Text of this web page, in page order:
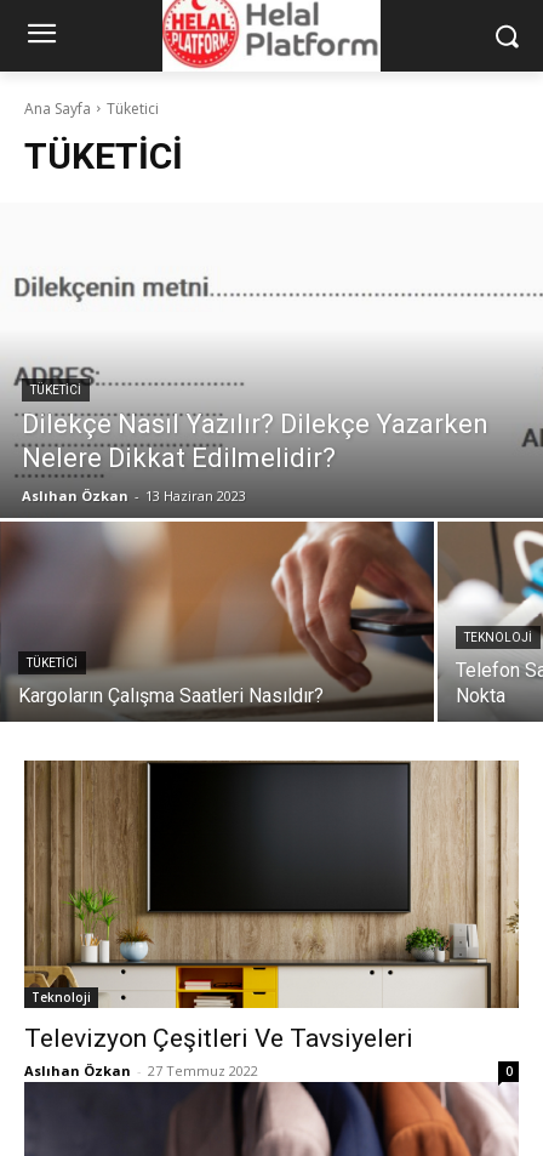
Ana Sayfa Tüketici
TÜKETICI
TÜKETICI
Dilekçe Nasıl Yazılır? Dilekçe Yazarken
Nelere Dikkat Edilmelidir?
Aslıhan Özkan - 13 Haziran 2023
TÜKETICI
Kargoların Çalışma Saatleri Nasıldır?
TEKNOLOJI
Telefon
Nokta
Teknoloji
Televizyon Çeşitleri Ve Tavsiyeleri
Aslıhan Özkan - 27 Temmuz 2022 0